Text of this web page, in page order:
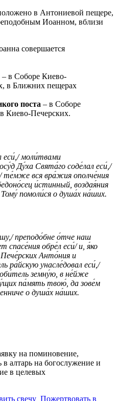
в Антониевой пещере,
Иоанном, вблизи
совершается
– в Соборе Киево-
в Ближних пещерах
поста – в Соборе
Киево-Печерских.
моли́твами
Ду́ха Свята́го соде́лал еси́,/
те́мже вся вра́жия ополче́ния
и́стинный, воздая́ния
помоли́ся о душа́х на́ших.
преподо́бне о́тче наш
спасе́ния обре́л еси́/ и, я́ко
Анто́ния и
ра́йскую унасле́довал еси́,/
земну́ю, в не́йже
па́мять твою́, да зове́м
о душа́х на́ших.
на поминовение,
в алтарь на богослужение и
в целевых
свечу Пожертвовать в